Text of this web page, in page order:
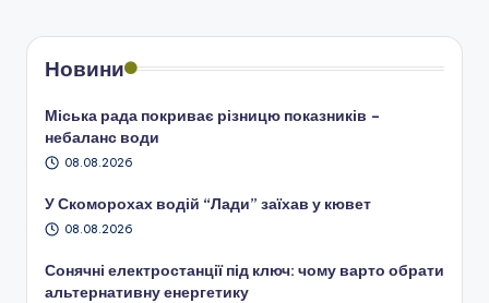
Новини
Міська рада покриває різницю показників –
небаланс води
08.08.2026
У Скоморохах водій “Лади” заїхав у кювет
08.08.2026
Сонячні електростанції під ключ: чому варто обрати
альтернативну енергетику